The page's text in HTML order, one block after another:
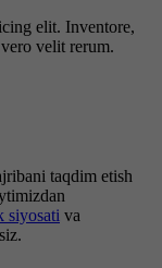
elit. Inventore,
velit rerum.
taqdim etish
siyosati va